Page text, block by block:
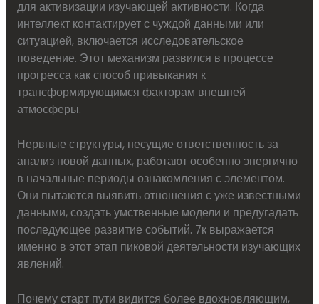
для активизации изучающей активности. Когда
интеллект контактирует с чуждой данными или
ситуацией, включается исследовательское
поведение. Этот механизм развился в процессе
прогресса как способ привыкания к
трансформирующимся факторам внешней
атмосферы.
Нервные структуры, несущие ответственность за
анализ новой данных, работают особенно энергично
в начальные периоды ознакомления с элементом.
Они пытаются выявить отношения с уже известными
данными, создать умственные модели и предугадать
последующее развитие событий. 7к выражается
именно в этот этап пиковой деятельности изучающих
явлений.
Почему старт пути видится более вдохновляющим,